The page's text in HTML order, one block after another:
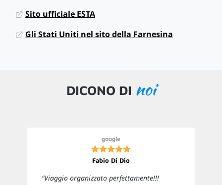
Sito ufficiale ESTA
Gli Stati Uniti nel sito della Farnesina
DICONO DI noi
google
Fabio Di Dio
“Viaggio organizzato perfettamente!!!